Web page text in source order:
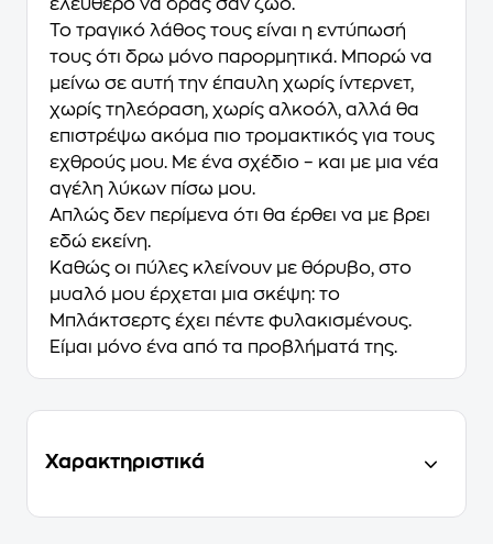
ελεύθερο να δρας σαν ζώο.
Το τραγικό λάθος τους είναι η εντύπωσή
τους ότι δρω μόνο παρορμητικά. Μπορώ να
μείνω σε αυτή την έπαυλη χωρίς ίντερνετ,
χωρίς τηλεόραση, χωρίς αλκοόλ, αλλά θα
επιστρέψω ακόμα πιο τρομακτικός για τους
εχθρούς μου. Με ένα σχέδιο – και με μια νέα
αγέλη λύκων πίσω μου.
Απλώς δεν περίμενα ότι θα έρθει να με βρει
εδώ εκείνη.
Καθώς οι πύλες κλείνουν με θόρυβο, στο
μυαλό μου έρχεται μια σκέψη: το
Μπλάκτσερτς έχει πέντε φυλακισμένους.
Είμαι μόνο ένα από τα προβλήματά της.
Χαρακτηριστικά